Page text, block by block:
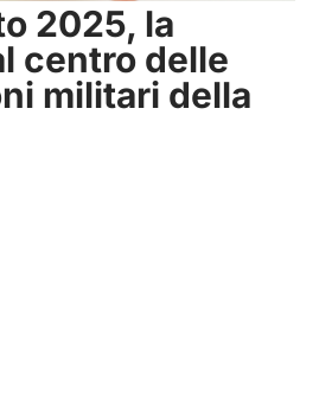
2025, la
centro delle
militari della